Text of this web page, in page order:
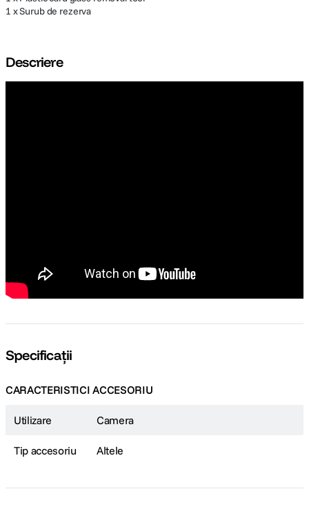
1 x Surub de rezerva
Descriere
Specificații
CARACTERISTICI ACCESORIU
Utilizare Camera
Tip accesoriu Altele